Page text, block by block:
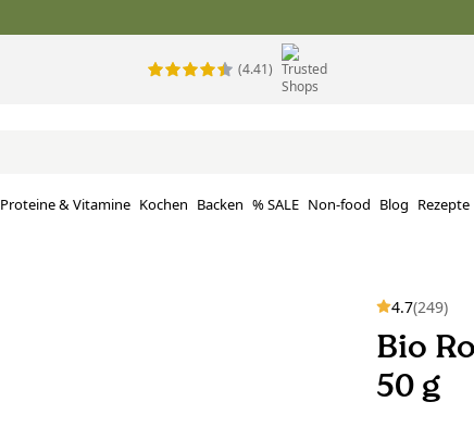
(4.41)
Proteine ​​& Vitamine Kochen Backen % SALE Non-food Blog Rezepte
4.7(249)
Bio
50 g